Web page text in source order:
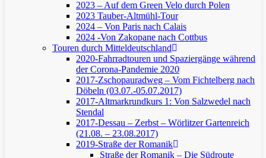
2023 – Auf dem Green Velo durch Polen
2023 Tauber-Altmühl-Tour
2024 – Von Paris nach Calais
2024 -Von Zakopane nach Cottbus
Touren durch Mitteldeutschland
2020-Fahrradtouren und Spaziergänge während
der Corona-Pandemie 2020
2017-Zschopauradweg – Vom Fichtelberg nach
Döbeln (03.07.-05.07.2017)
2017-Altmarkrundkurs 1: Von Salzwedel nach
Stendal
2017-Dessau – Zerbst – Wörlitzer Gartenreich
(21.08. – 23.08.2017)
2019-Straße der Romanik
Straße der Romanik – Die Südroute